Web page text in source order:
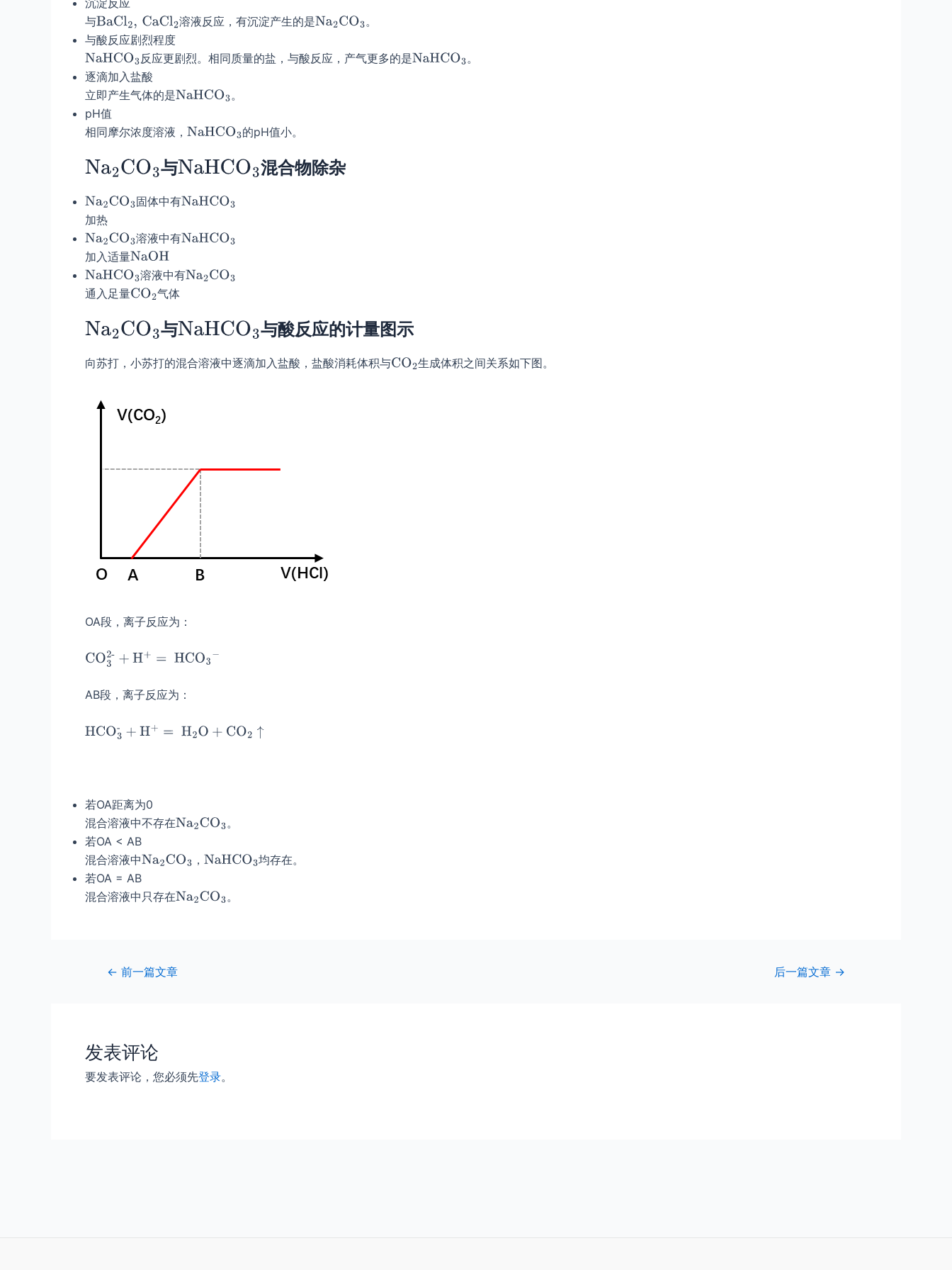
与
溶液反应，有沉淀产生的是
。
与酸反应剧烈程度
反应更剧烈。相同质量的盐，与酸反应，产气更多的是
。
逐滴加入盐酸
立即产生气体的是
。
pH值
相同摩尔浓度溶液，
的pH值小。
与 混合物除杂
固体中有
加热
溶液中有
加入适量
溶液中有
通入足量
气体
与 与酸反应的计量图示
向苏打，小苏打的混合溶液中逐滴加入盐酸，盐酸消耗体积与 生成体积之间关系如下图。
OA段，离子反应为：
AB段，离子反应为：
若OA距离为0
混合溶液中不存在
。
若OA < AB
混合溶液中
，
均存在。
若OA = AB
混合溶液中只存在
。
Post← 前一篇文章 后一篇文章 →
发表评论
要发表评论，您必须先登录。